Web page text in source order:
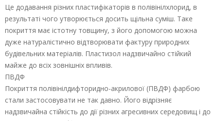
Це додавання різних пластифікаторів в полівінілхлорид, в
результаті чого утворюється досить щільна суміш. Таке
покриття має істотну товщину, з його допомогою можна
дуже натуралістично відтворювати фактуру природних
будівельних матеріалів. Пластизол надзвичайно стійкий
майже до всіх зовнішніх впливів.
ПВДФ
Покриття полівінілдифторидно-акрилової (ПВДФ) фарбою
стали застосовувати не так давно. Його відрізняє
надзвичайна стійкість до дії різних агресивних середовищ і до